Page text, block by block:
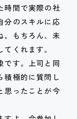
時間で実際の社
分のスキルに応
。もちろん、未
くれます。
です。上司と同
積極的に質問し
思ったことが今